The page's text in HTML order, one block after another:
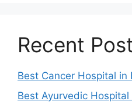
Recent
Best Cancer Hospital in
Best Ayurvedic